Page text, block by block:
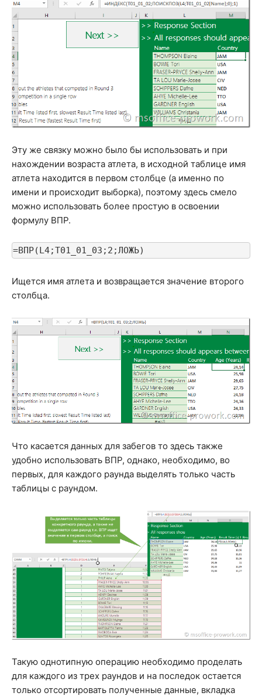
Эту же связку можно было бы использовать и при
нахождении возраста атлета, в исходной таблице имя
атлета находится в первом столбце (а именно по
имени и происходит выборка), поэтому здесь смело
можно использовать более простую в освоении
формулу ВПР.
=ВПР(L4;T01_01_03;2;ЛОЖЬ)
Ищется имя атлета и возвращается значение второго
столбца.
Что касается данных для забегов то здесь также
удобно использовать ВПР, однако, необходимо, во
первых, для каждого раунда выделять только часть
таблицы с раундом.
Такую однотипную операцию необходимо проделать
для каждого из трех раундов и на последок остается
только отсортировать полученные данные, вкладка